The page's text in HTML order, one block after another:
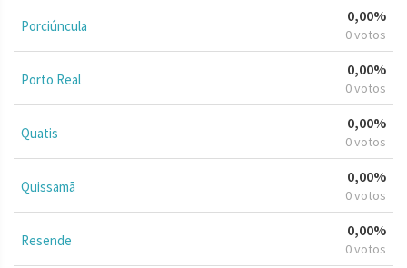
Porciúncula
0,00%
0 votos
Porto Real
0,00%
0 votos
Quatis
0,00%
0 votos
Quissamã
0,00%
0 votos
Resende
0,00%
0 votos